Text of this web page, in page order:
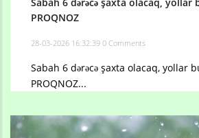
Sabah 6 dərəcə şaxta olacaq, yollar
PROQNOZ
28-03-2026 16:32:39 0 Comments
Sabah 6 dərəcə şaxta olacaq, yollar
PROQNOZ...